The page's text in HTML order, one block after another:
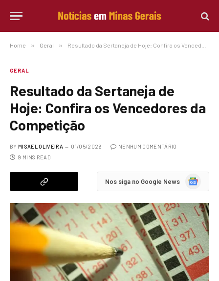
Home » Geral » Resultado da Sertaneja de Hoje: Confira os Vencedores da Competição
GERAL
Resultado da Sertaneja de
Hoje: Confira os Vencedores da
Competição
BY MISAEL OLIVEIRA 01/05/2026
NENHUM COMENTÁRIO
9 MINS READ
Nos siga no Google News
Google